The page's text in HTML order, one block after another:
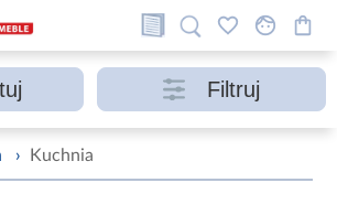
Filtruj
› Kuchnia